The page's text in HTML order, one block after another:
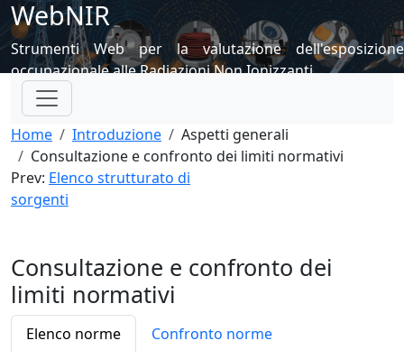
WebNIR
Strumenti Web per la valutazione dell'esposizione
occupazionale alle Radiazioni Non Ionizzanti
Home Introduzione
Aspetti generali
Consultazione e confronto dei limiti normativi
Prev: Elenco strutturato di
sorgenti
Consultazione e confronto dei
limiti normativi
Elenco norme
Confronto norme